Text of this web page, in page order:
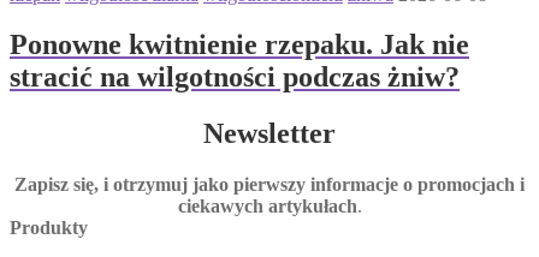
Ponowne kwitnienie rzepaku. Jak nie
stracić na wilgotności podczas żniw?
Newsletter
Zapisz się, i otrzymuj jako pierwszy informacje o promocjach i
ciekawych artykułach.
Produkty